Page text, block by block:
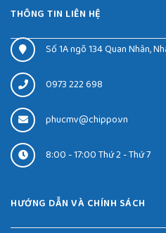
THÔNG TIN LIÊN HỆ
Số 1A ngõ 134 Quan Nhân,
0973 222 698
phucmv@chippo.vn
8:00 - 17:00 Thứ 2 - Thứ 7
HƯỚNG DẪN VÀ CHÍNH SÁCH